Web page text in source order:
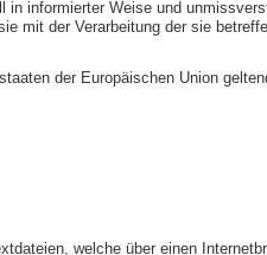
informierter Weise und
mit der Verarbeitung der sie
der Europäischen Union
welche über einen